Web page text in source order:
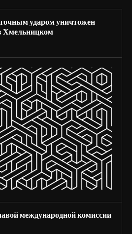
ударом уничтожен
Хмельницком
международной комиссии